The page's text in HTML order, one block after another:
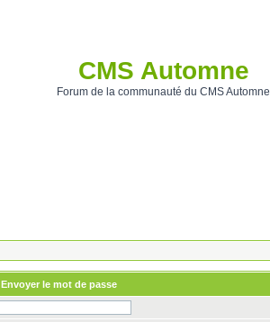
CMS Automne
Forum de la communauté du CMS Automne
Envoyer le mot de passe